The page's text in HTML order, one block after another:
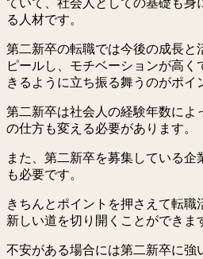
ていて、社会人としての基礎も身
る人材です。
第二新卒の転職では今後の成長と
ピールし、モチベーションが高
きるように立ち振る舞うのがポイ
第二新卒は社会人の経験年数によ
の仕方も変える必要があります。
また、第二新卒を募集している企
も必要です。
きちんとポイントを押さえて転職
新しい道を切り開くことができま
不安がある場合には第二新卒に強